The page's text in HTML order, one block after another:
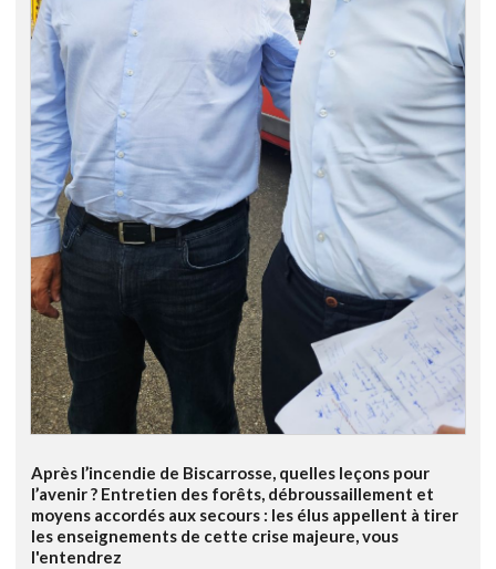
Après l’incendie de Biscarrosse, quelles leçons pour
l’avenir ? Entretien des forêts, débroussaillement et
moyens accordés aux secours : les élus appellent à tirer
les enseignements de cette crise majeure, vous
l'entendrez